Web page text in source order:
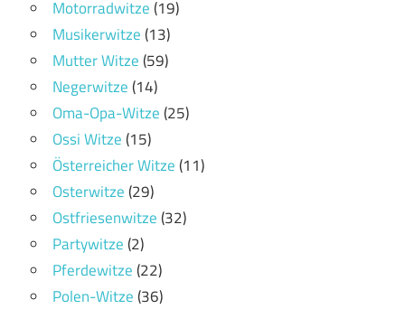
Motorradwitze(19)
Musikerwitze(13)
Mutter Witze(59)
Negerwitze(14)
Oma-Opa-Witze(25)
Ossi Witze(15)
Österreicher Witze(11)
Osterwitze(29)
Ostfriesenwitze(32)
Partywitze(2)
Pferdewitze(22)
Polen-Witze(36)